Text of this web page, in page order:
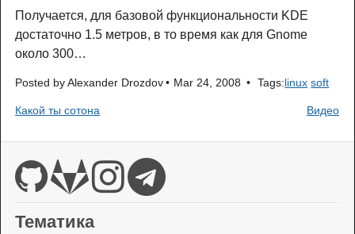
Получается, для базовой функциональности KDE
достаточно 1.5 метров, в то время как для Gnome
около 300…
Posted by Alexander Drozdov Mar 24, 2008 Tags: linux soft
Какой ты сотона Видео
Тематика